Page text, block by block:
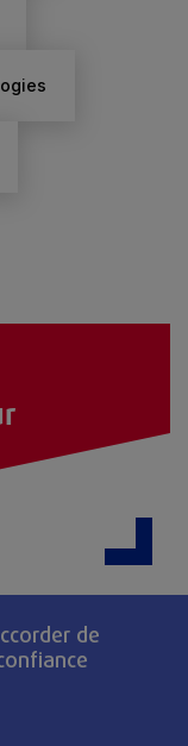
de